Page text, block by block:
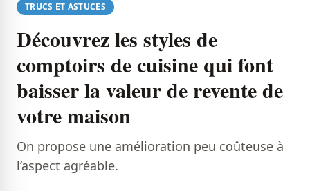
TRUCS ET ASTUCES
Découvrez les styles de
comptoirs de cuisine qui font
baisser la valeur de revente de
votre maison
On propose une amélioration peu coûteuse à
l’aspect agréable.